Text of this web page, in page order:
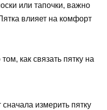
или тапочки, важно
влияет на комфорт
как связать пятку на
сначала измерить пятку